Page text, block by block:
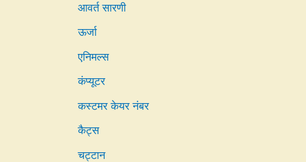
आवर्त सारणी
ऊर्जा
एनिमल्स
कंप्यूटर
कस्टमर केयर नंबर
कैट्स
चट्टान